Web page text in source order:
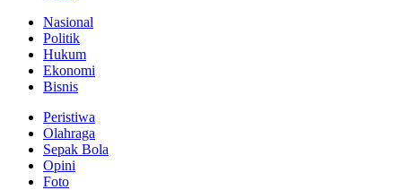
Nasional
Politik
Hukum
Ekonomi
Bisnis
Peristiwa
Olahraga
Sepak Bola
Opini
Foto